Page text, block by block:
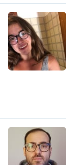
L
U